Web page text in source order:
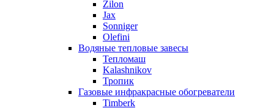
Zilon
Jax
Sonniger
Olefini
Водяные тепловые завесы
Тепломаш
Kalashnikov
Тропик
Газовые инфракрасные обогреватели
Timberk